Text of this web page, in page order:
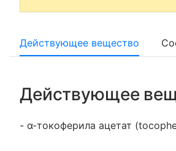
Действующее вещество
Действующее
- α-токоферила ацетат